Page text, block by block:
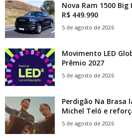
Nova Ram 1500
R$ 449.990
5 de agosto de 2026
Movimento LED
Prêmio 2027
5 de agosto de 2026
Perdigão Na Brasa
Michel Teló e
5 de agosto de 2026